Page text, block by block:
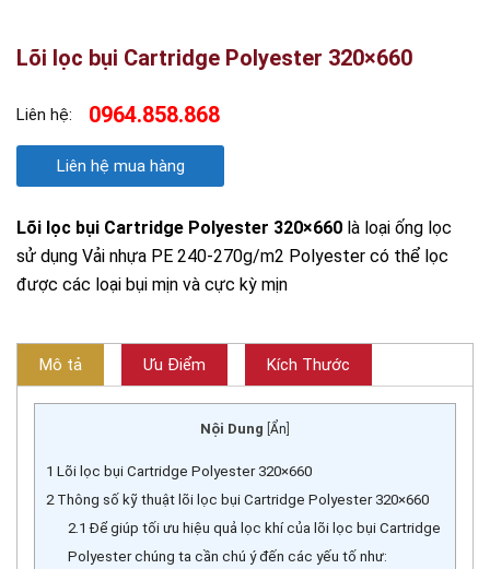
Lõi lọc bụi Cartridge Polyester 320×660
Liên hệ: 0964.858.868
Liên hệ mua hàng
Lõi lọc bụi Cartridge Polyester 320×660 là loại ống lọc
sử dụng Vải nhựa PE 240-270g/m2 Polyester có thể lọc
được các loại bụi mịn và cực kỳ mịn
Mô tả Ưu Điểm Kích Thước
Nội Dung Ẩn
1 Lõi lọc bụi Cartridge Polyester 320×660
2 Thông số kỹ thuật lõi lọc bụi Cartridge Polyester 320×660
2.1 Để giúp tối ưu hiệu quả lọc khí của lõi lọc bụi Cartridge
Polyester chúng ta cần chú ý đến các yếu tố như: